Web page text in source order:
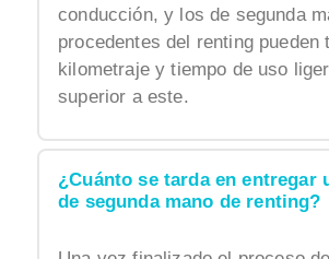
conducción, y los de segunda
procedentes del renting pueden
kilometraje y tiempo de uso
superior a este.
¿Cuánto se tarda en entregar
de segunda mano de renting?